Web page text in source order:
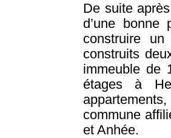
De suite
d’une
construire
construits
immeuble de
étages à
commune
et Anhée.